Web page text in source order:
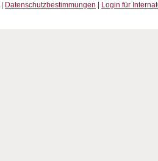
Datenschutzbestimmungen Login für